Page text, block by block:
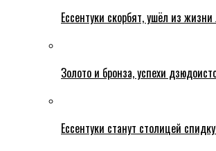
Ессентуки скорбят, ушёл из
Золото и бронза, успехи
Ессентуки станут столицей